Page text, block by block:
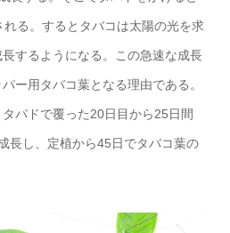
る。するとタバコは太陽の光を求
するようになる。この急速な成長
ー用タバコ葉となる理由である。
パドで覆った20日目から25日間
長し、定植から45日でタバコ葉の